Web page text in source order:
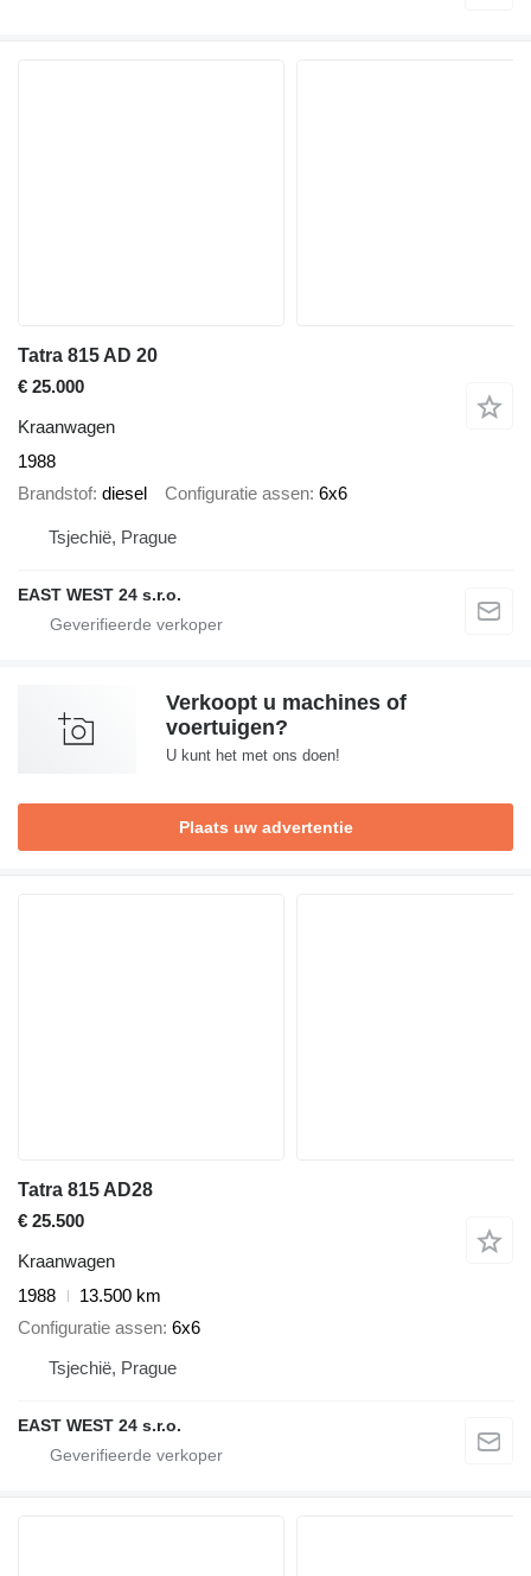
Tatra 815 AD 20
€ 25.000
Kraanwagen
1988
Brandstof diesel Configuratie assen 6x6
Tsjechië, Prague
EAST WEST 24 s.r.o.
Verkoopt u machines of
voertuigen?
U kunt het met ons doen!
Plaats uw advertentie
Tatra 815 AD28
€ 25.500
Kraanwagen
1988
13.500 km
Configuratie assen 6x6
Tsjechië, Prague
EAST WEST 24 s.r.o.